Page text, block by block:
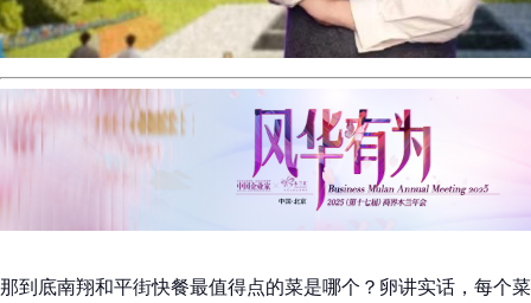
那到底南翔和平街快餐最值得点的菜是哪个？卵讲实话，每个